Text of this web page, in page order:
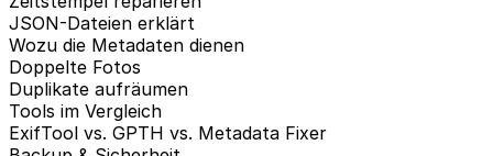
JSON-Dateien erklärt
Wozu die Metadaten dienen
Doppelte Fotos
Duplikate aufräumen
Tools im Vergleich
ExifTool vs. GPTH vs. Metadata Fixer